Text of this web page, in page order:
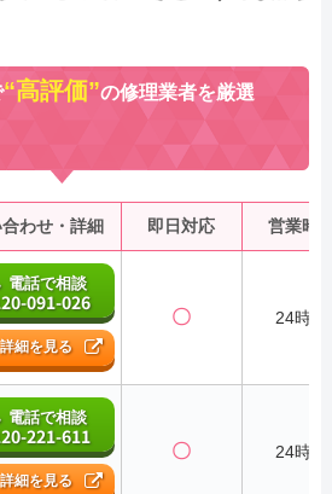
“高評価”の修理業者を厳選
合わせ・詳細 即日対応 営業時
電話で相談
091-026
詳細を見る
〇 24時間
電話で相談
221-611
詳細を見る
〇 24時間